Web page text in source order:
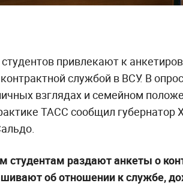
привлекают к
службой в ВСУ. В
взглядах и семейном
ТАСС сообщил губернатор
студентам раздают анкеты о
об отношении к службе,